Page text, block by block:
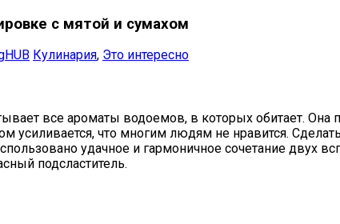
с мятой и сумахом
Кулинария, Это интересно
все ароматы водоемов, в которых обитает.
усиливается, что многим людям не нравится.
удачное и гармоничное сочетание двух
подсластитель.